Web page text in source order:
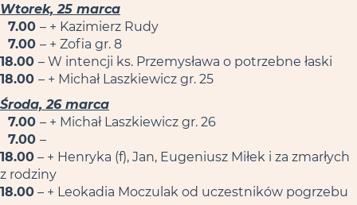
Wtorek, 25 marca
7.00 – + Kazimierz Rudy
7.00 – + Zofia gr. 8
18.00 – W intencji ks. Przemysława o potrzebne łaski
18.00 – + Michał Laszkiewicz gr. 25
Środa, 26 marca
7.00 – + Michał Laszkiewicz gr. 26
7.00 –
18.00 – + Henryka (f), Jan, Eugeniusz Miłek i za zmarłych
z rodziny
18.00 – + Leokadia Moczulak od uczestników pogrzebu